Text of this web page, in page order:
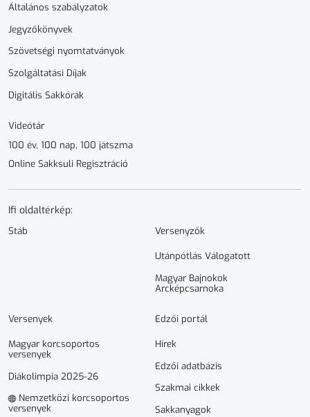
Általános szabályzatok
Jegyzőkönyvek
Szövetségi nyomtatványok
Szolgáltatási Díjak
Digitális Sakkórák
Videótár
100 év, 100 nap, 100 játszma
Online Sakksuli Regisztráció
Ifi oldaltérkép:
Stáb Versenyzők
Utánpótlás Válogatott
Magyar Bajnokok
Arcképcsarnoka
Versenyek
Magyar korcsoportos
versenyek
Diákolimpia 2025-26
Nemzetközi korcsoportos
versenyek
Edzői portál
Hírek
Edzői adatbázis
Szakmai cikkek
Sakkanyagok